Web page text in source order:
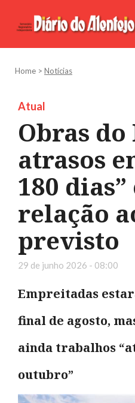
Home > Notícias
Atual
Obras do
atrasos
180 dias”
relação
previsto
29 de junho 2026 - 08:00
Empreitadas
final de agosto,
ainda trabalhos
outubro”